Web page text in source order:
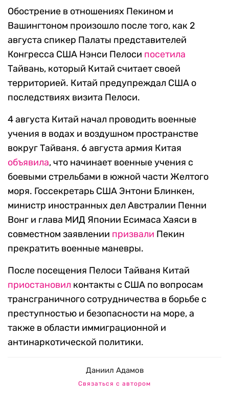
Обострение в отношениях Пекином и
Вашингтоном произошло после того, как 2
августа спикер Палаты представителей
Конгресса США Нэнси Пелоси посетила
Тайвань, который Китай считает своей
территорией. Китай предупреждал США о
последствиях визита Пелоси.
4 августа Китай начал проводить военные
учения в водах и воздушном пространстве
вокруг Тайваня. 6 августа армия Китая
объявила, что начинает военные учения с
боевыми стрельбами в южной части Желтого
моря. Госсекретарь США Энтони Блинкен,
министр иностранных дел Австралии Пенни
Вонг и глава МИД Японии Есимаса Хаяси в
совместном заявлении призвали Пекин
прекратить военные маневры.
После посещения Пелоси Тайваня Китай
приостановил контакты с США по вопросам
трансграничного сотрудничества в борьбе с
преступностью и безопасности на море, а
также в области иммиграционной и
антинаркотической политики.
Даниил Адамов
Связаться с автором